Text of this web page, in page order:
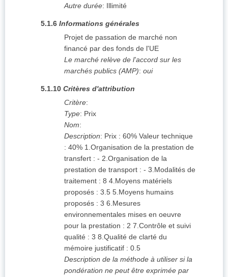
Autre durée: Illimité
5.1.6 Informations générales
Projet de passation de marché non
financé par des fonds de l'UE
Le marché relève de l'accord sur les
marchés publics (AMP): oui
5.1.10 Critères d'attribution
Critère:
Type: Prix
Nom:
Description: Prix : 60% Valeur technique
: 40% 1.Organisation de la prestation de
transfert : - 2.Organisation de la
prestation de transport : - 3.Modalités de
traitement : 8 4.Moyens matériels
proposés : 3.5 5.Moyens humains
proposés : 3 6.Mesures
environnementales mises en oeuvre
pour la prestation : 2 7.Contrôle et suivi
qualité : 3 8.Qualité de clarté du
mémoire justificatif : 0.5
Description de la méthode à utiliser si la
pondération ne peut être exprimée par